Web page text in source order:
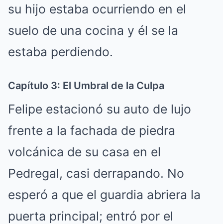
su hijo estaba ocurriendo en el
suelo de una cocina y él se la
estaba perdiendo.
Capítulo 3: El Umbral de la Culpa
Felipe estacionó su auto de lujo
frente a la fachada de piedra
volcánica de su casa en el
Pedregal, casi derrapando. No
esperó a que el guardia abriera la
puerta principal; entró por el